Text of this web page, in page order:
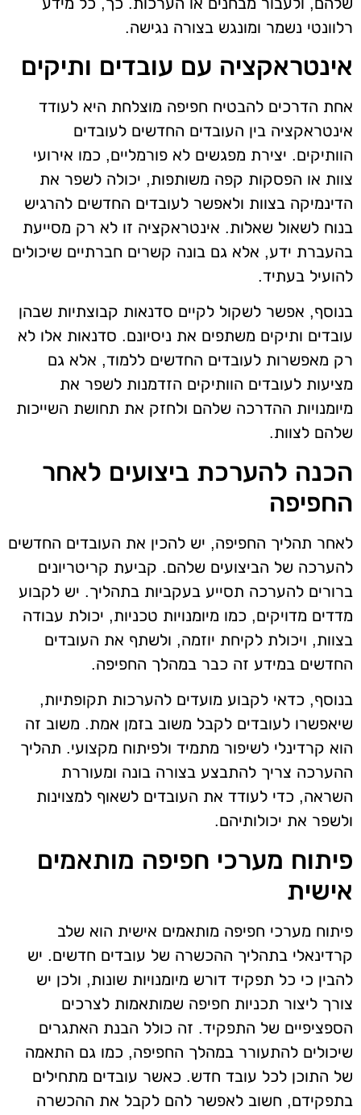
רלוונטי נשמר ומונגש בצורה נגישה.
אינטראקציה עם עובדים ותיקים
אחת הדרכים להבטיח חפיפה מוצלחת היא לעודד
אינטראקציה בין העובדים החדשים לעובדים
הוותיקים. יצירת מפגשים לא פורמליים, כמו אירועי
צוות או הפסקות קפה משותפות, יכולה לשפר את
הדינמיקה בצוות ולאפשר לעובדים החדשים להרגיש
בנוח לשאול שאלות. אינטראקציה זו לא רק מסייעת
בהעברת ידע, אלא גם בונה קשרים חברתיים שיכולים
להועיל בעתיד.
בנוסף, אפשר לשקול לקיים סדנאות קבוצתיות שבהן
עובדים ותיקים משתפים את ניסיונם. סדנאות אלו לא
רק מאפשרות לעובדים החדשים ללמוד, אלא גם
מציעות לעובדים הוותיקים הזדמנות לשפר את
מיומנויות ההדרכה שלהם ולחזק את תחושת השייכות
שלהם לצוות.
הכנה להערכת ביצועים לאחר
החפיפה
לאחר תהליך החפיפה, יש להכין את העובדים החדשים
להערכה של הביצועים שלהם. קביעת קריטריונים
ברורים להערכה תסייע בעקביות בתהליך. יש לקבוע
מדדים מדויקים, כמו מיומנויות טכניות, יכולת עבודה
בצוות, ויכולת לקיחת יוזמה, ולשתף את העובדים
החדשים במידע זה כבר במהלך החפיפה.
בנוסף, כדאי לקבוע מועדים להערכות תקופתיות,
שיאפשרו לעובדים לקבל משוב בזמן אמת. משוב זה
הוא קרדינלי לשיפור מתמיד ולפיתוח מקצועי. תהליך
ההערכה צריך להתבצע בצורה בונה ומעוררת
השראה, כדי לעודד את העובדים לשאוף למצוינות
ולשפר את יכולותיהם.
פיתוח מערכי חפיפה מותאמים
אישית
פיתוח מערכי חפיפה מותאמים אישית הוא שלב
קרדינאלי בתהליך ההכשרה של עובדים חדשים. יש
להבין כי כל תפקיד דורש מיומנויות שונות, ולכן יש
צורך ליצור תכניות חפיפה שמותאמות לצרכים
הספציפיים של התפקיד. זה כולל הבנת האתגרים
שיכולים להתעורר במהלך החפיפה, כמו גם התאמה
של התוכן לכל עובד חדש. כאשר עובדים מתחילים
בתפקידם, חשוב לאפשר להם לקבל את ההכשרה